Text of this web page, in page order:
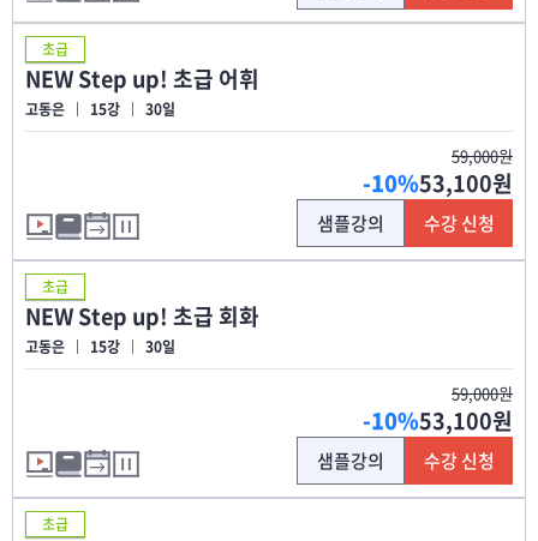
초급
NEW Step up! 초급 어휘
고동은 15강 30일
59,000원
-10%53,100원
샘플강의 수강 신청
초급
NEW Step up! 초급 회화
고동은 15강 30일
59,000원
-10%53,100원
샘플강의 수강 신청
초급